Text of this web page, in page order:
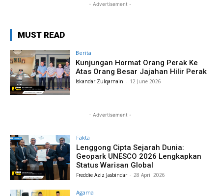
- Advertisement -
MUST READ
Berita
Kunjungan Hormat Orang Perak Ke
Atas Orang Besar Jajahan Hilir Perak
Iskandar Zulqarnain - 12 June 2026
- Advertisement -
Fakta
Lenggong Cipta Sejarah Dunia:
Geopark UNESCO 2026 Lengkapkan
Status Warisan Global
Freddie Aziz Jasbindar - 28 April 2026
Agama